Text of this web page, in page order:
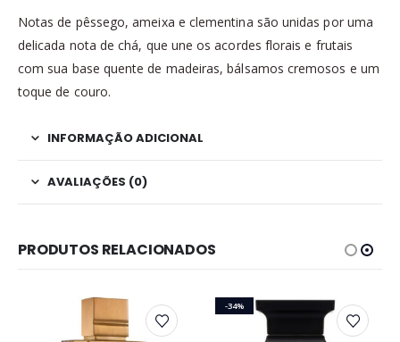
Notas de pêssego, ameixa e clementina são unidas por uma
delicada nota de chá, que une os acordes florais e frutais
com sua base quente de madeiras, bálsamos cremosos e um
toque de couro.
INFORMAÇÃO ADICIONAL
AVALIAÇÕES (0)
PRODUTOS RELACIONADOS
-34%